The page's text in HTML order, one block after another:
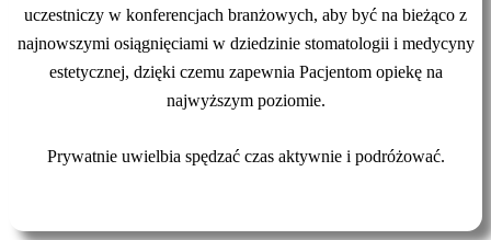
uczestniczy w konferencjach branżowych, aby być na bieżąco z
najnowszymi osiągnięciami w dziedzinie stomatologii i medycyny
estetycznej, dzięki czemu zapewnia Pacjentom opiekę na
najwyższym poziomie.
Prywatnie uwielbia spędzać czas aktywnie i podróżować.